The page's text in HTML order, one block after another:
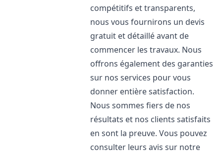
compétitifs et transparents,
nous vous fournirons un devis
gratuit et détaillé avant de
commencer les travaux. Nous
offrons également des garanties
sur nos services pour vous
donner entière satisfaction.
Nous sommes fiers de nos
résultats et nos clients satisfaits
en sont la preuve. Vous pouvez
consulter leurs avis sur notre